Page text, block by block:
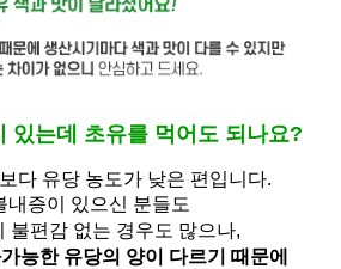
있는데 초유를 먹어도 되나요?
다 유당 농도가 낮은 편입니다.
내증이 있으신 분들도
불편감 없는 경우도 많으나,
능한 유당의 양이 다르기 때문에